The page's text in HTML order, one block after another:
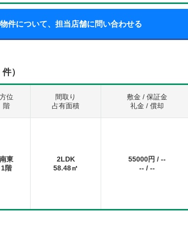
件について、担当店舗に問い合わせる
件）
方位
階
間取り
占有面積
敷金 / 保証金
礼金 / 償却
南東
1階
2LDK
58.48㎡
55000円 / --
-- / --